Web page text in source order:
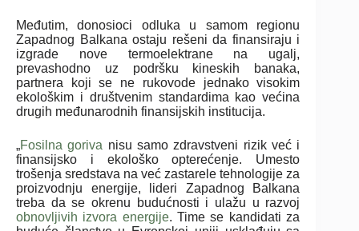
Međutim, donosioci odluka u samom regionu
Zapadnog Balkana ostaju rešeni da finansiraju i
izgrade nove termoelektrane na ugalj,
prevashodno uz podršku kineskih banaka,
partnera koji se ne rukovode jednako visokim
ekološkim i društvenim standardima kao većina
drugih međunarodnih finansijskih institucija.
„Fosilna goriva nisu samo zdravstveni rizik već i
finansijsko i ekološko opterećenje. Umesto
trošenja sredstava na već zastarele tehnologije za
proizvodnju energije, lideri Zapadnog Balkana
treba da se okrenu budućnosti i ulažu u razvoj
obnovljivih izvora energije. Time se kandidati za